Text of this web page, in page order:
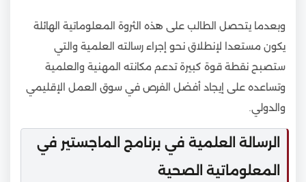
وبعدما يتحصل الطالب على هذه الثروة المعلوماتية الهائلة
يكون مستعدا لإنطلاق نحو إجراء رسالته العلمية والتي
ستصبح نقطة قوة كبيرة تدعم مكانته المهنية والعلمية
وتساعده على إيجاد أفضل الفرص في سوق العمل الإقليمي
والدولي.
الرسالة العلمية في برنامج الماجستير في
المعلوماتية الصحية